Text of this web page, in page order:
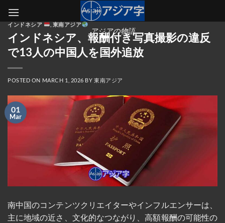
content
アジアの物語
インドネシア 東南アジア
インドネシア、報酬付き写真撮影の違反
で13人の中国人を国外追放
POSTED ON MARCH 1, 2026 BY東南アジア
01
Mar
南中国のコンテンツクリエイターやインフルエンサーは、
主に地域の近さ、文化的なつながり、高額報酬の可能性の